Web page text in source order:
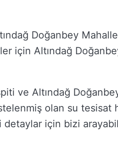
Doğanbey
için Altındağ
ve Altındağ
olan su tesisat
detaylar için bizi